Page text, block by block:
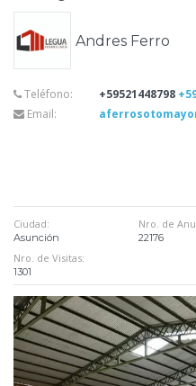
Andres Ferro
Teléfono: +59521448798
Email:
Ciudad:
Asunción
Nro. de
22176
Nro. de Visitas:
1301